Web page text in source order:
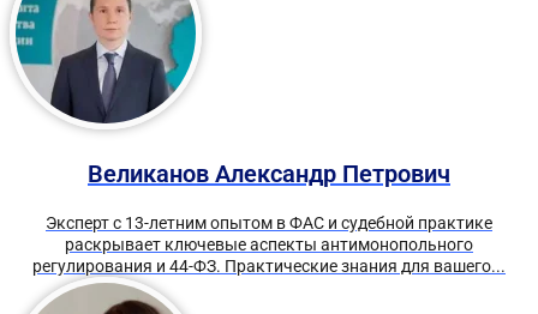
Великанов Александр Петрович
Эксперт с 13-летним опытом в ФАС и судебной практике
раскрывает ключевые аспекты антимонопольного
регулирования и 44-ФЗ. Практические знания для вашего...